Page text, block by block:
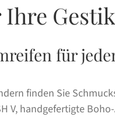
Gestik
für
finden Sie
V, handgefertigte